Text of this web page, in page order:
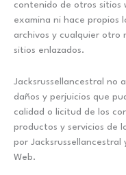
contenido de otros sitios
examina ni hace propios
archivos y cualquier otro
sitios enlazados.
Jacksrussellancestral no
daños y perjuicios que
calidad o licitud de los
productos y servicios de
por Jacksrussellancestral
Web.